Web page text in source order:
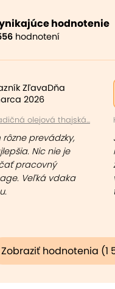
hodnotenie
hodnotení
ZľavaDňa
2026
olejová thajská...
rôzne prevádzky,
Nic nie je
pracovný
Veľká vdaka
Zobraziť hodnotenia (1